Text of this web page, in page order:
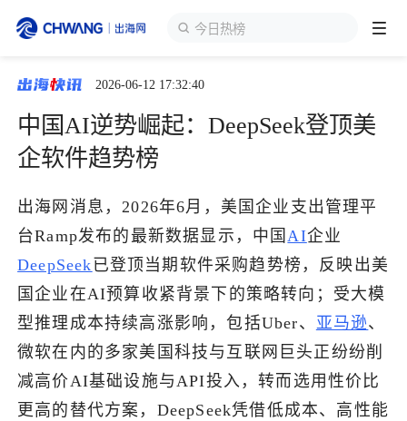
今日热榜
跨境展会
出海服务
出海资讯
跨境报告
出海导航
出海交流群
2026-06-12 17:32:40
中国AI逆势崛起：DeepSeek登顶美
企软件趋势榜
出海网消息，2026年6月，美国企业支出管理平
台Ramp发布的最新数据显示，中国AI企业
DeepSeek 已登顶当期软件采购趋势榜，反映出美
国企业在AI预算收紧背景下的策略转向；受大模
型推理成本持续高涨影响，包括Uber、 亚马逊、
微软在内的多家美国科技与互联网巨头正纷纷削
减高价AI基础设施与API投入，转而选用性价比
更高的替代方案，DeepSeek凭借低成本、高性能